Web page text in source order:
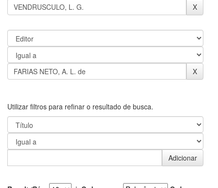
Utilizar filtros para refinar o resultado de busca.